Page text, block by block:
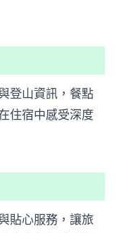
登山資訊，餐點
住宿中感受深度
貼心服務，讓旅